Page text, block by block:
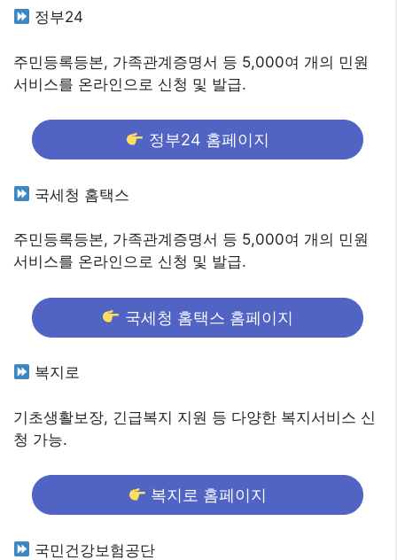
정부24
주민등록등본, 가족관계증명서 등 5,000여 개의 민원
서비스를 온라인으로 신청 및 발급.
정부24 홈페이지
국세청 홈택스
주민등록등본, 가족관계증명서 등 5,000여 개의 민원
서비스를 온라인으로 신청 및 발급.
국세청 홈택스 홈페이지
복지로
기초생활보장, 긴급복지 지원 등 다양한 복지서비스 신
청 가능.
복지로 홈페이지
국민건강보험공단